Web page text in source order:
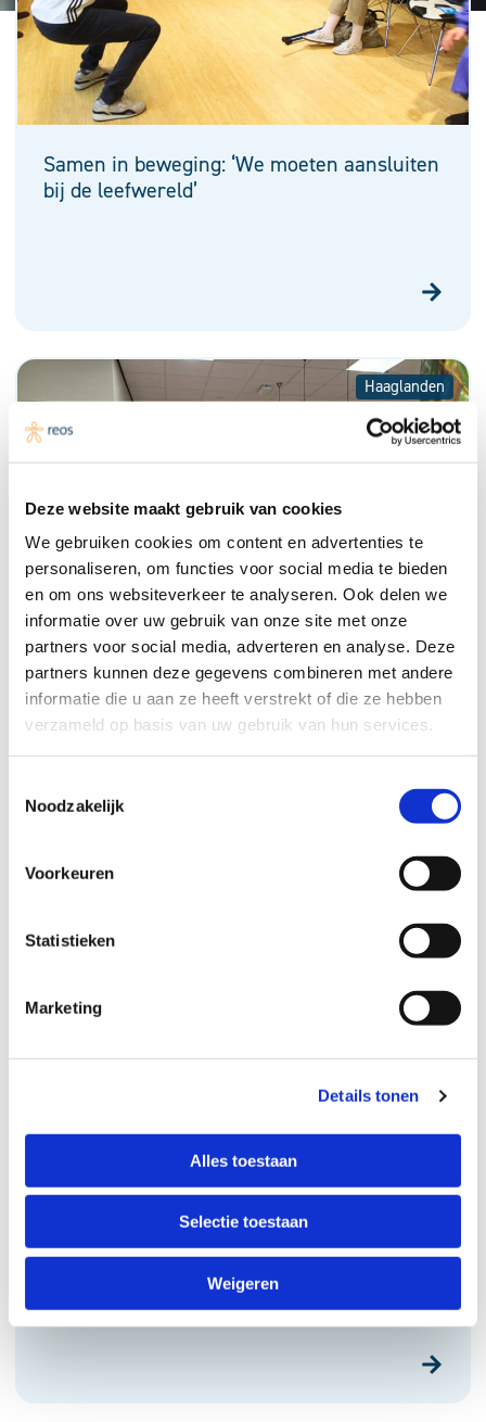
Deze website maakt gebruik van cookies
We gebruiken cookies om content en advertenties te
personaliseren, om functies voor social media te bieden
en om ons websiteverkeer te analyseren. Ook delen we
informatie over uw gebruik van onze site met onze
partners voor social media, adverteren en analyse. Deze
partners kunnen deze gegevens combineren met andere
informatie die u aan ze heeft verstrekt of die ze hebben
verzameld op basis van uw gebruik van hun services.
Noodzakelijk
Voorkeuren
Statistieken
Marketing
Details tonen
Alles toestaan
Selectie toestaan
Weigeren
Samen in beweging: ‘We moeten aansluiten
bij de leefwereld’
Haaglanden
Hapje en stapje in Loosduinen
ROS-netwerk
Reos helpt met tweede mogelijkheid
subsidieaanvraag Versterking
eerstelijnszorg